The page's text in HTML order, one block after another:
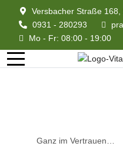
Versbacher Straße
0931 - 280293
Mo - Fr: 08:00 - 19:00
Ganz im Vertrauen…